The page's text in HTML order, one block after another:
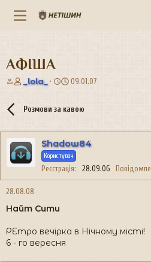
АФІША
о
т
е
м
и
_lola_
Д
а
т
в
о
р
е
09.01.07
Розмови за кавою
Shadow84
Користувач
Реєстрація 28.09.06
28.08.08
Найт Сити
РЕтро вечірка в Нічному місті!
6 - го вересня